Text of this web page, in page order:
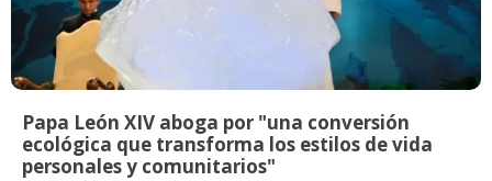
Papa León XIV aboga por "una conversión
ecológica que transforma los estilos de vida
personales y comunitarios"